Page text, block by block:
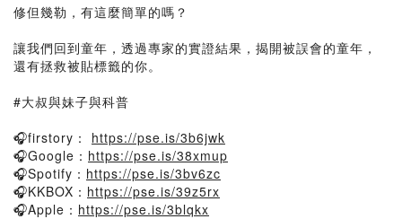
修但幾勒，有這麼簡單的嗎？
讓我們回到童年，透過專家的實證結果，揭開被誤會的童年，
還有拯救被貼標籤的你。
#大叔與妹子與科普
🎧firstory： https://pse.is/3b6jwk
🎧Google： https://pse.is/38xmup
🎧Spotify： https://pse.is/3bv6zc
🎧KKBOX： https://pse.is/39z5rx
🎧Apple： https://pse.is/3blqkx